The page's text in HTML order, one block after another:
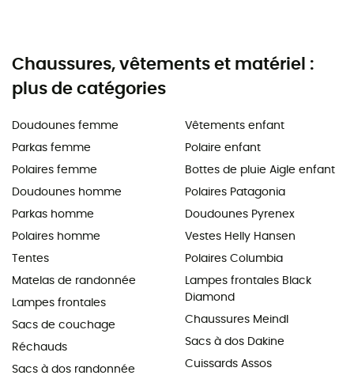
Chaussures, vêtements et matériel :
plus de catégories
Doudounes femme
Parkas femme
Polaires femme
Doudounes homme
Parkas homme
Polaires homme
Tentes
Matelas de randonnée
Lampes frontales
Sacs de couchage
Réchauds
Sacs à dos randonnée
Vêtements enfant
Polaire enfant
Bottes de pluie Aigle enfant
Polaires Patagonia
Doudounes Pyrenex
Vestes Helly Hansen
Polaires Columbia
Lampes frontales Black
Diamond
Chaussures Meindl
Sacs à dos Dakine
Cuissards Assos